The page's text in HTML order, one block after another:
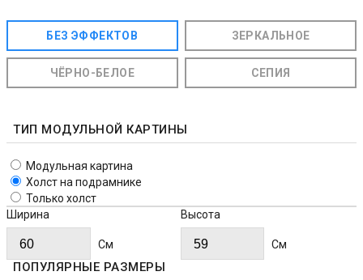
БЕЗ ЭФФЕКТОВ ЗЕРКАЛЬНОЕ
ЧЁРНО-БЕЛОЕ СЕПИЯ
ТИП МОДУЛЬНОЙ КАРТИНЫ
Модульная картина
Холст на подрамнике
Только холст
Ширина
Cм
Высота
Cм
ПОПУЛЯРНЫЕ РАЗМЕРЫ